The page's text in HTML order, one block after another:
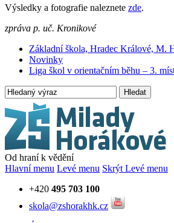
Výsledky a fotografie naleznete zde.
zpráva p. uč. Kronikové
Základní škola, Hradec Králové, M.
Novinky
Liga škol v orientačním běhu – 3.
Hledat
Od hraní k vědění
Hlavní menu Levé menu Skrýt Levé menu
+420 495 703 100
skola@zshorakhk.cz